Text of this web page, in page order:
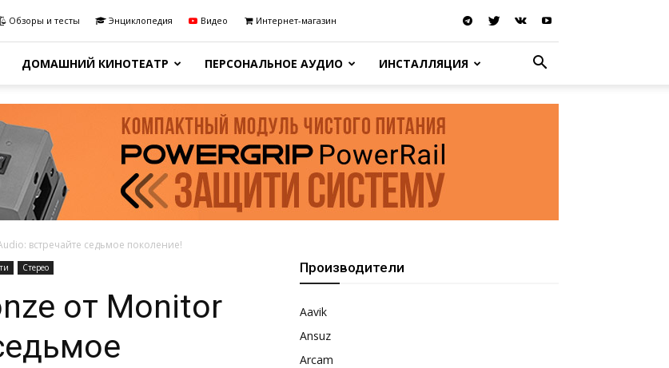
Обзоры и тесты Энциклопедия Видео Интернет-магазин
ДОМАШНИЙ КИНОТЕАТР ПЕРСОНАЛЬНОЕ АУДИО ИНСТАЛЛЯЦИЯ
встречайте седьмое поколение!
Стерео
от Monitor
Производители
Aavik
Ansuz
Arcam